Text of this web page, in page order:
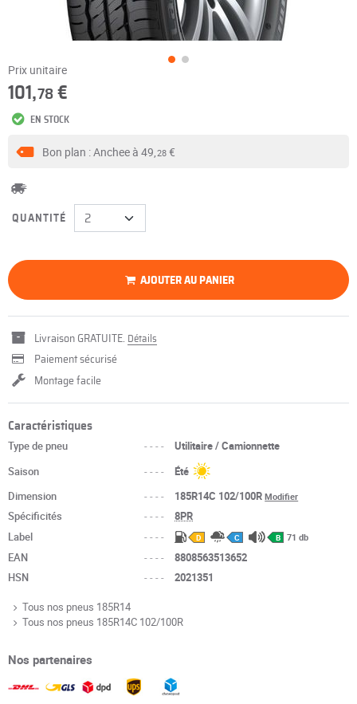
Prix unitaire
101,78 €
EN STOCK
Bon plan : Anchee à 49,28€
QUANTITÉ
AJOUTER AU PANIER
Livraison GRATUITE. Détails
Paiement sécurisé
Montage facile
Caractéristiques
Type de pneu ----
Utilitaire / Camionnette
Saison
----
Été
Dimension
---- 185R14C 102/100RModifier
Spécificités ----
8PR
Label
---- D C B 71 db
EAN ----
8808563513652
HSN
---- 2021351
Tous nos pneus 185R14
Tous nos pneus 185R14C 102/100R
Nos partenaires